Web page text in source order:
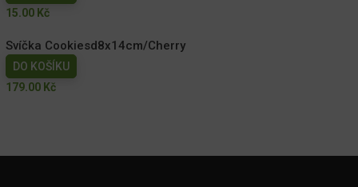
15.00 Kč
Svíčka Cookiesd8x14cm/Cherry
DO KOŠÍKU
179.00 Kč